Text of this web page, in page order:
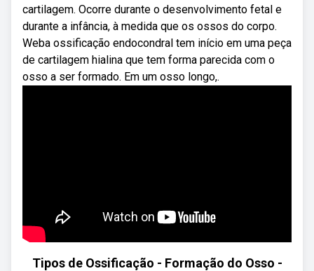
cartilagem. Ocorre durante o desenvolvimento fetal e
durante a infância, à medida que os ossos do corpo.
Weba ossificação endocondral tem início em uma peça
de cartilagem hialina que tem forma parecida com o
osso a ser formado. Em um osso longo,.
Tipos de Ossificação - Formação do Osso -